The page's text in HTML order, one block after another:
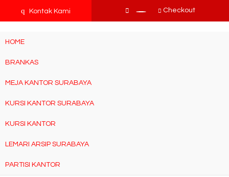
q Kontak Kami Checkout
HOME
BRANKAS
MEJA KANTOR SURABAYA
KURSI KANTOR SURABAYA
KURSI KANTOR
LEMARI ARSIP SURABAYA
PARTISI KANTOR